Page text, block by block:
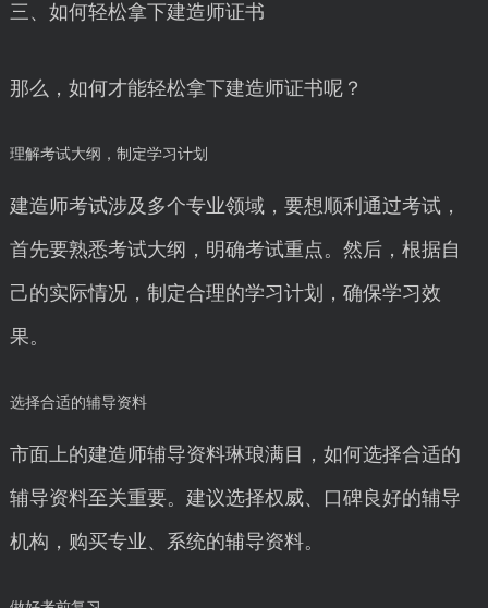
三、如何轻松拿下建造师证书
那么，如何才能轻松拿下建造师证书呢？
理解考试大纲，制定学习计划
建造师考试涉及多个专业领域，要想顺利通过考试，
首先要熟悉考试大纲，明确考试重点。然后，根据自
己的实际情况，制定合理的学习计划，确保学习效
果。
选择合适的辅导资料
市面上的建造师辅导资料琳琅满目，如何选择合适的
辅导资料至关重要。建议选择权威、口碑良好的辅导
机构，购买专业、系统的辅导资料。